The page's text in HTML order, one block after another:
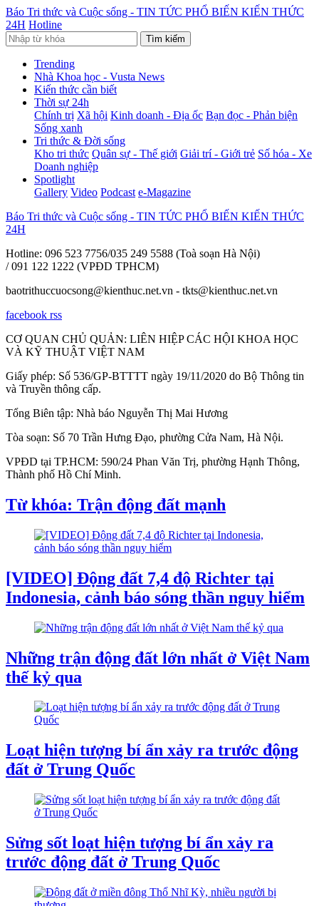
Báo Tri thức và Cuộc sống - TIN TỨC PHỔ BIẾN KIẾN THỨC
24H Hotline
Tìm kiếm
Trending
Nhà Khoa học - Vusta News
Kiến thức cần biết
Thời sự 24h
Chính trị Xã hội Kinh doanh - Địa ốc Bạn đọc - Phản biện
Sống xanh
Tri thức & Đời sống
Kho tri thức Quân sự - Thế giới Giải trí - Giới trẻ Số hóa - Xe
Doanh nghiệp
Spotlight
Gallery Video Podcast e-Magazine
Báo Tri thức và Cuộc sống - TIN TỨC PHỔ BIẾN KIẾN THỨC
24H
Hotline: 096 523 7756/035 249 5588 (Toà soạn Hà Nội)
/ 091 122 1222 (VPĐD TPHCM)
baotrithuccuocsong@kienthuc.net.vn - tkts@kienthuc.net.vn
facebook rss
CƠ QUAN CHỦ QUẢN: LIÊN HIỆP CÁC HỘI KHOA HỌC
VÀ KỸ THUẬT VIỆT NAM
Giấy phép: Số 536/GP-BTTTT ngày 19/11/2020 do Bộ Thông tin
và Truyền thông cấp.
Tổng Biên tập: Nhà báo Nguyễn Thị Mai Hương
Tòa soạn: Số 70 Trần Hưng Đạo, phường Cửa Nam, Hà Nội.
VPĐD tại TP.HCM: 590/24 Phan Văn Trị, phường Hạnh Thông,
Thành phố Hồ Chí Minh.
Từ khóa: Trận động đất mạnh
[VIDEO] Động đất 7,4 độ Richter tại
Indonesia, cảnh báo sóng thần nguy hiểm
Những trận động đất lớn nhất ở Việt Nam
thế kỷ qua
Loạt hiện tượng bí ẩn xảy ra trước động
đất ở Trung Quốc
Sửng sốt loạt hiện tượng bí ẩn xảy ra
trước động đất ở Trung Quốc